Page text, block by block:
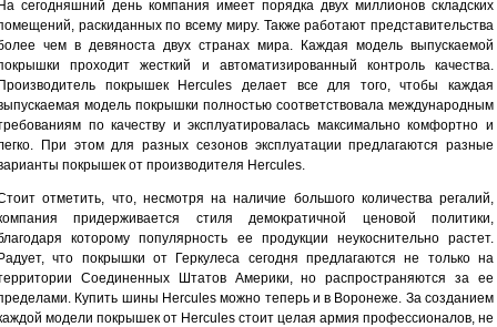
сегодняшний день компания имеет порядка двух миллионов складских
раскиданных по всему миру. Также работают представительства
чем в девяноста двух странах мира. Каждая модель выпускаемой
проходит жесткий и автоматизированный контроль качества.
покрышек Hercules делает все для того, чтобы каждая
модель покрышки полностью соответствовала международным
по качеству и эксплуатировалась максимально комфортно и
При этом для разных сезонов эксплуатации предлагаются разные
покрышек от производителя Hercules.
отметить, что, несмотря на наличие большого количества регалий,
придерживается стиля демократичной ценовой политики,
которому популярность ее продукции неукоснительно растет.
что покрышки от Геркулеса сегодня предлагаются не только на
Соединенных Штатов Америки, но распространяются за ее
Купить шины Hercules можно теперь и в Воронеже. За созданием
модели покрышек от Hercules стоит целая армия профессионалов, не